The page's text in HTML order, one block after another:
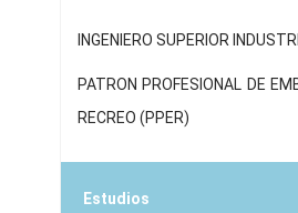
INGENIERO SUPERIOR
PATRON PROFESIONAL DE
RECREO (PPER)
Estudios